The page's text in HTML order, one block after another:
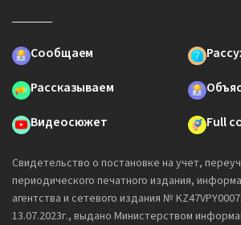
Сообщаем
Рассказываем
Видеосюжет
Full
Свидетельство о постановке на учет,
периодического печатного издания,
агентства и сетевого издания №
13.07.2023г., выдано Министерством